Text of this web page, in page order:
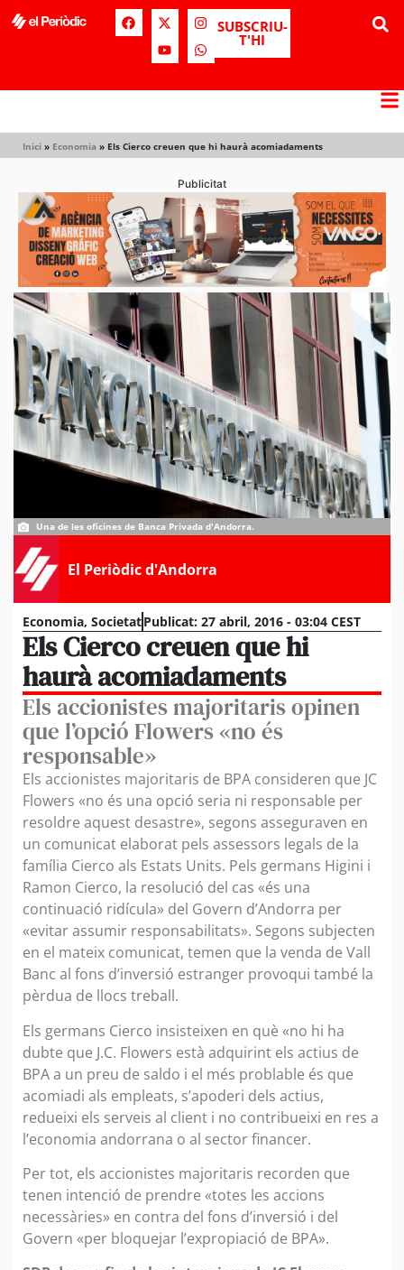
SUBSCRIU-
T'HI
Inici » Economia » Els Cierco creuen que hi haurà acomiadaments
Publicitat
Una de les oficines de Banca Privada d'Andorra.
El Periòdic d'Andorra
Economia, SocietatPublicat: 27 abril, 2016 - 03:04 CEST
Els Cierco creuen que hi
haurà acomiadaments
Els accionistes majoritaris opinen
que l’opció Flowers «no és
responsable»
Els accionistes majoritaris de BPA consideren que JC
Flowers «no és una opció seria ni responsable per
resoldre aquest desastre», segons asseguraven en
un comunicat elaborat pels assessors legals de la
família Cierco als Estats Units. Pels germans Higini i
Ramon Cierco, la resolució del cas «és una
continuació ridícula» del Govern d’Andorra per
«evitar assumir responsabilitats». Segons subjecten
en el mateix comunicat, temen que la venda de Vall
Banc al fons d’inversió estranger provoqui també la
pèrdua de llocs treball.
Els germans Cierco insisteixen en què «no hi ha
dubte que J.C. Flowers està adquirint els actius de
BPA a un preu de saldo i el més problable és que
acomiadi als empleats, s’apoderi dels actius,
redueixi els serveis al client i no contribueixi en res a
l’economia andorrana o al sector financer.
Per tot, els accionistes majoritaris recorden que
tenen intenció de prendre «totes les accions
necessàries» en contra del fons d’inversió i del
Govern «per bloquejar l’expropiació de BPA».